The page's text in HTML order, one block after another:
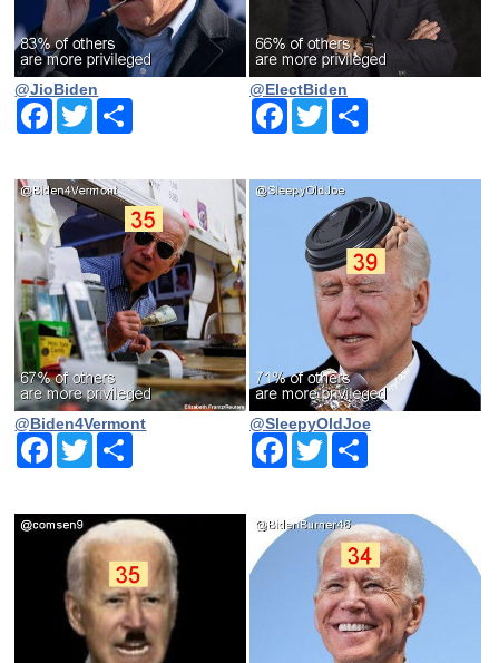
@JioBiden
Facebook
Twitter
@ElectBiden
Facebook
TwitterShare
@Biden4Vermont
Facebook
Twitter
@SleepyOldJoe
Facebook
TwitterShare